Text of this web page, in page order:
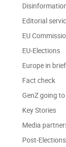
Editorial
EU
EU-Elections
Europe in brief
Fact check
GenZ going
Key Stories
Media
Post-